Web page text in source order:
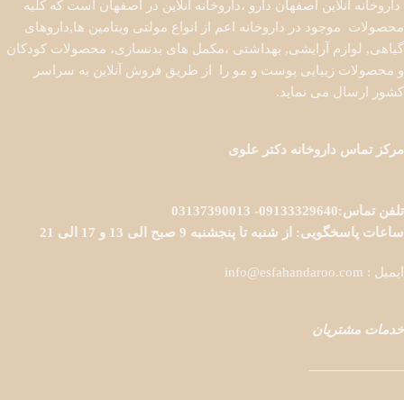
داروخانه آنلاین اصفهان دارو ،داروخانه آنلاین در اصفهان است که کلیه
محصولات موجود در داروخانه اعم از انواع مولتی ویتامین ها,داروهای
گیاهی, لوازم آرایشی, بهداشتی ،مکمل های بدنسازی، محصولات کودکان
و محصولات زیبایی پوست و مو را از طریق فروش آنلاین به سراسر
کشور ارسال می نماید.
مرکز تماس داروخانه دکتر علوی
تلفن تماس:09133329640- 03137390013
ساعات پاسخگویی: از شنبه تا پنجشنبه 9 صبح الی 13 و 17 الی 21
ایمیل : info@esfahandaroo.com
خدمات مشتریان
———————